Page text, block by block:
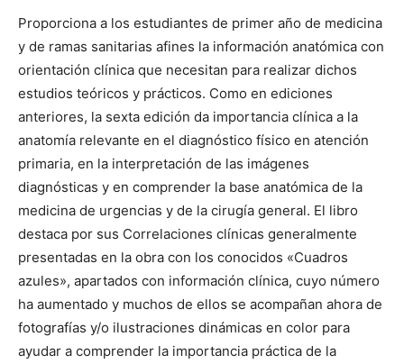
Proporciona a los estudiantes de primer año de medicina
y de ramas sanitarias afines la información anatómica con
orientación clínica que necesitan para realizar dichos
estudios teóricos y prácticos. Como en ediciones
anteriores, la sexta edición da importancia clínica a la
anatomía relevante en el diagnóstico físico en atención
primaria, en la interpretación de las imágenes
diagnósticas y en comprender la base anatómica de la
medicina de urgencias y de la cirugía general. El libro
destaca por sus Correlaciones clínicas generalmente
presentadas en la obra con los conocidos «Cuadros
azules», apartados con información clínica, cuyo número
ha aumentado y muchos de ellos se acompañan ahora de
fotografías y/o ilustraciones dinámicas en color para
ayudar a comprender la importancia práctica de la